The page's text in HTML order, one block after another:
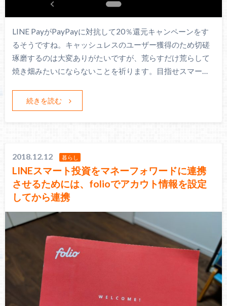
LINE PayがPayPayに対抗して20％還元キャンペーンをす
るそうですね。キャッシュレスのユーザー獲得のため切磋
琢磨するのは大変ありがたいですが、荒らすだけ荒らして
焼き畑みたいにならないことを祈ります。目指せスマー…
続きを読む
2018.12.12 暮らし
LINEスマート投資をマネーフォワードに連携
させるためには、folioでアカウト情報を設定
してから連携